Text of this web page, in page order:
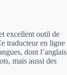
excellent outil de
traducteur en ligne
dont l’anglais
mais aussi des